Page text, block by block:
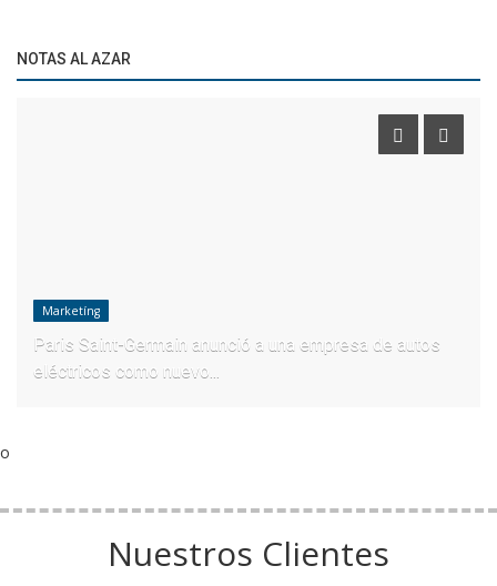
NOTAS AL AZAR
Marketíng
Paris Saint-Germain anunció a una empresa de autos
eléctricos como nuevo...
o
Nuestros Clientes